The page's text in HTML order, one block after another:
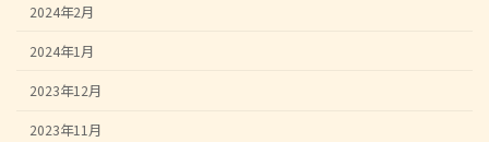
2024年2月
2024年1月
2023年12月
2023年11月